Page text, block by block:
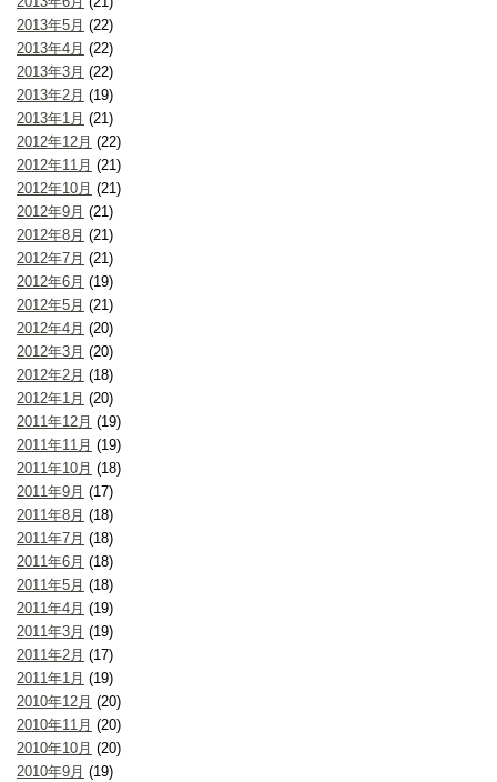
2013年5月 (22)
2013年4月 (22)
2013年3月 (22)
2013年2月 (19)
2013年1月 (21)
2012年12月 (22)
2012年11月 (21)
2012年10月 (21)
2012年9月 (21)
2012年8月 (21)
2012年7月 (21)
2012年6月 (19)
2012年5月 (21)
2012年4月 (20)
2012年3月 (20)
2012年2月 (18)
2012年1月 (20)
2011年12月 (19)
2011年11月 (19)
2011年10月 (18)
2011年9月 (17)
2011年8月 (18)
2011年7月 (18)
2011年6月 (18)
2011年5月 (18)
2011年4月 (19)
2011年3月 (19)
2011年2月 (17)
2011年1月 (19)
2010年12月 (20)
2010年11月 (20)
2010年10月 (20)
2010年9月 (19)